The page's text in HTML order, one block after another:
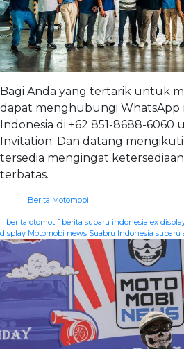
Bagi Anda yang tertarik untuk
dapat menghubungi WhatsApp
Indonesia di +62 851-8688-
Invitation. Dan datang
tersedia mengingat
terbatas.
Berita Motomobi
berita otomotif berita subaru indonesia ex
display Motomobi news Suabru Indonesia subaru